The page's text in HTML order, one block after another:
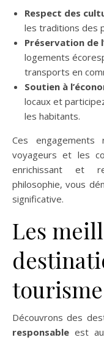
Respect des
les traditions des
Préservation de
logements
transports en
Soutien à
locaux et
les habitants.
Ces
voyageurs et les
enrichissant et
philosophie, vous
significative.
Les
Découvrons des
responsable est